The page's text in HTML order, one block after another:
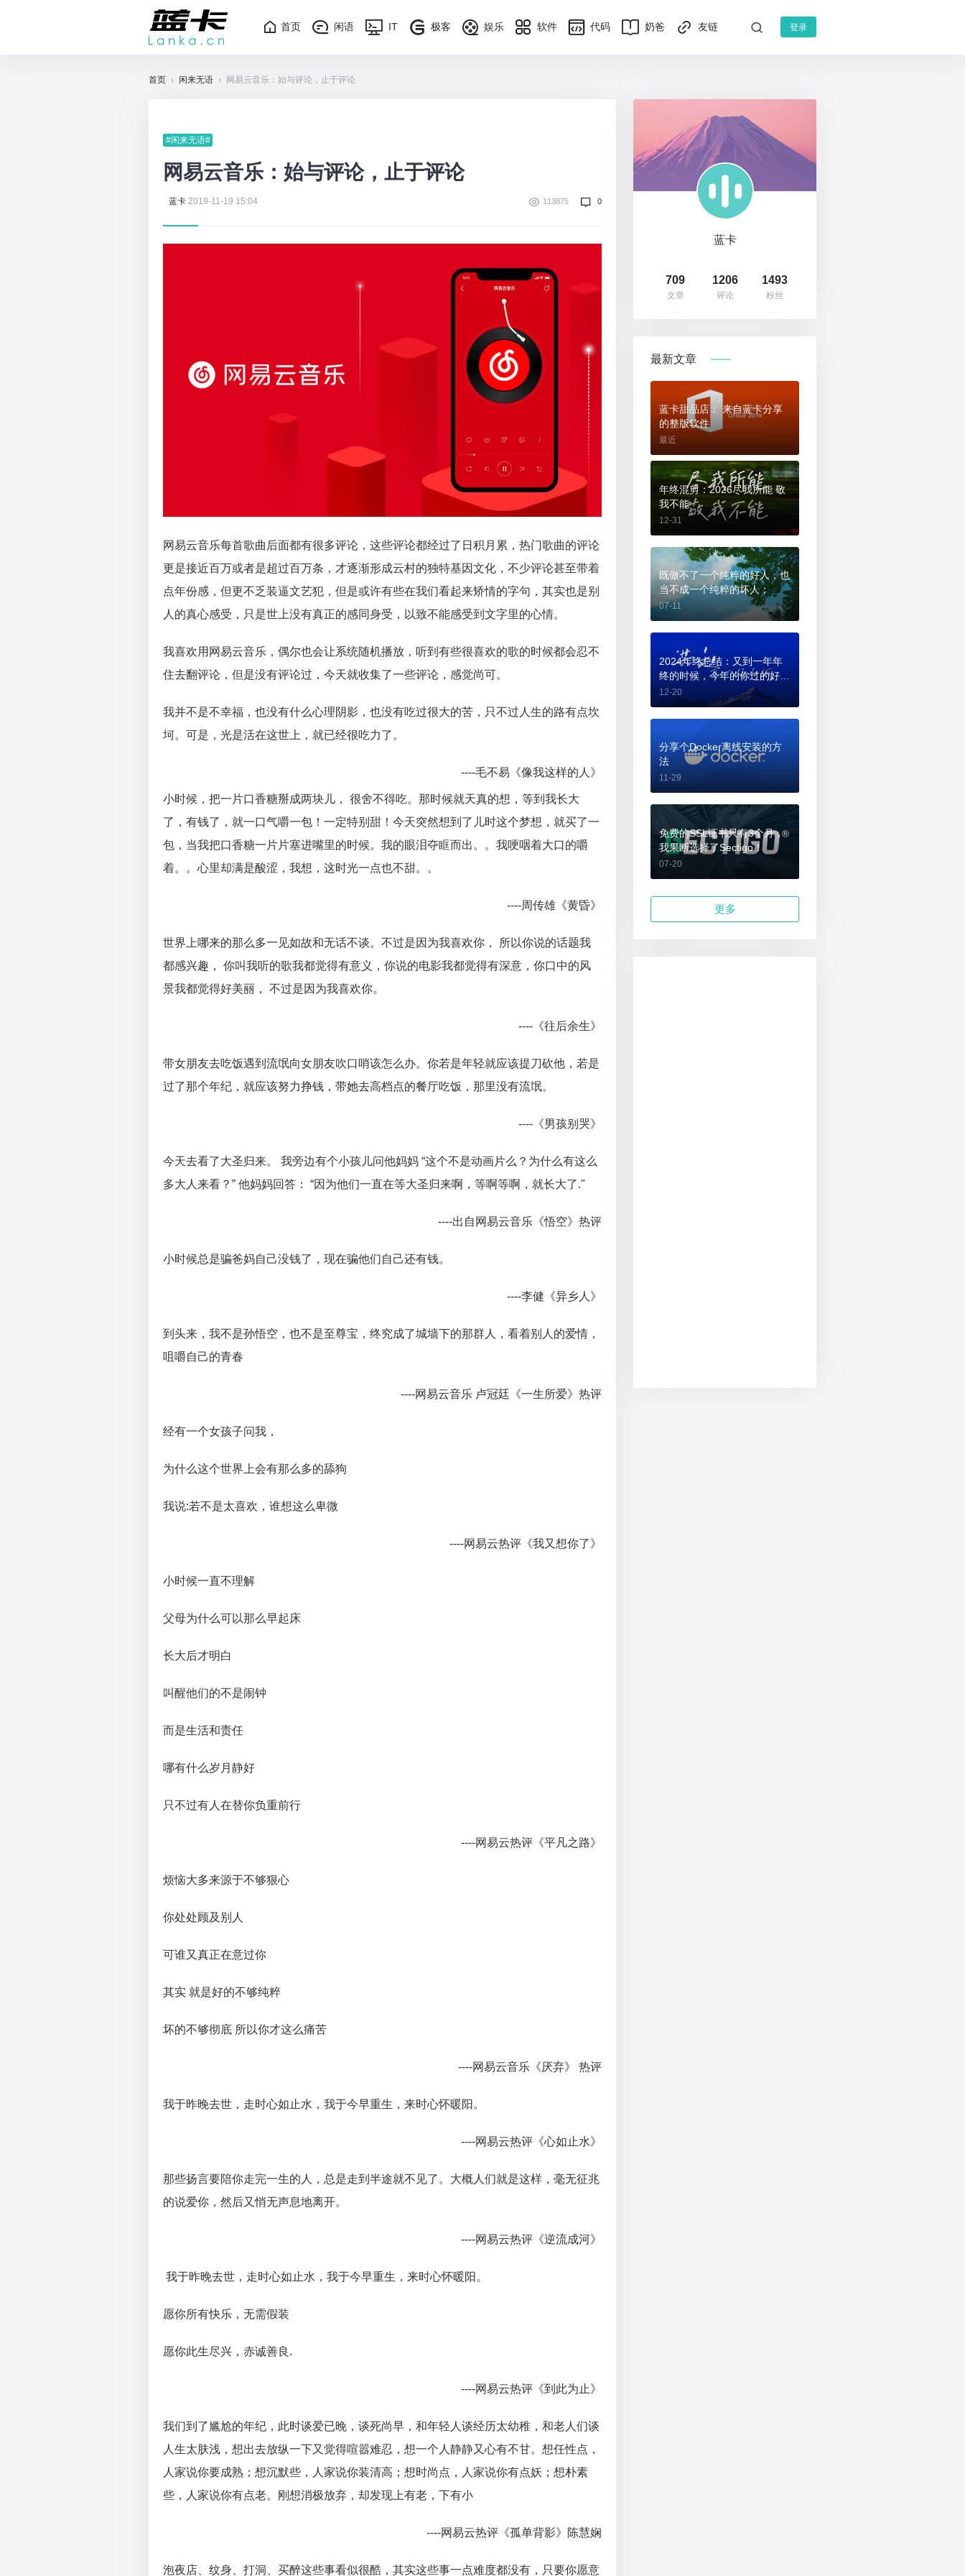
首页 闲语 IT 极客 娱乐 软件 代码 奶爸 友链 登录
首页 › 闲来无语 › 网易云音乐：始与评论，止于评论
#闲来无语#
网易云音乐：始与评论，止于评论
蓝卡 2019-11-19 15:04 113875 0
网易云音乐每首歌曲后面都有很多评论，这些评论都经过了日积月累，热门歌曲的评论
更是接近百万或者是超过百万条，才逐渐形成云村的独特基因文化，不少评论甚至带着
点年份感，但更不乏装逼文艺犯，但是或许有些在我们看起来矫情的字句，其实也是别
人的真心感受，只是世上没有真正的感同身受，以致不能感受到文字里的心情。
我喜欢用网易云音乐，偶尔也会让系统随机播放，听到有些很喜欢的歌的时候都会忍不
住去翻评论，但是没有评论过，今天就收集了一些评论，感觉尚可。
我并不是不幸福，也没有什么心理阴影，也没有吃过很大的苦，只不过人生的路有点坎
坷。可是，光是活在这世上，就已经很吃力了。
----毛不易《像我这样的人》
小时候，把一片口香糖掰成两块儿， 很舍不得吃。那时候就天真的想，等到我长大
了，有钱了，就一口气嚼一包！一定特别甜！今天突然想到了儿时这个梦想，就买了一
包，当我把口香糖一片片塞进嘴里的时候。我的眼泪夺眶而出。。我哽咽着大口的嚼
着。。心里却满是酸涩，我想，这时光一点也不甜。。
----周传雄《黄昏》
世界上哪来的那么多一见如故和无话不谈。不过是因为我喜欢你， 所以你说的话题我
都感兴趣， 你叫我听的歌我都觉得有意义，你说的电影我都觉得有深意，你口中的风
景我都觉得好美丽， 不过是因为我喜欢你。
----《往后余生》
带女朋友去吃饭遇到流氓向女朋友吹口哨该怎么办。你若是年轻就应该提刀砍他，若是
过了那个年纪，就应该努力挣钱，带她去高档点的餐厅吃饭，那里没有流氓。
----《男孩别哭》
今天去看了大圣归来。 我旁边有个小孩儿问他妈妈 “这个不是动画片么？为什么有这么
多大人来看？” 他妈妈回答： “因为他们一直在等大圣归来啊，等啊等啊，就长大了."
----出自网易云音乐《悟空》热评
小时候总是骗爸妈自己没钱了，现在骗他们自己还有钱。
----李健《异乡人》
到头来，我不是孙悟空，也不是至尊宝，终究成了城墙下的那群人，看着别人的爱情，
咀嚼自己的青春
----网易云音乐 卢冠廷《一生所爱》热评
经有一个女孩子问我，
为什么这个世界上会有那么多的舔狗
我说:若不是太喜欢，谁想这么卑微
----网易云热评《我又想你了》
小时候一直不理解
父母为什么可以那么早起床
长大后才明白
叫醒他们的不是闹钟
而是生活和责任
哪有什么岁月静好
只不过有人在替你负重前行
----网易云热评《平凡之路》
烦恼大多来源于不够狠心
你处处顾及别人
可谁又真正在意过你
其实 就是好的不够纯粹
坏的不够彻底 所以你才这么痛苦
----网易云音乐《厌弃》 热评
我于昨晚去世，走时心如止水，我于今早重生，来时心怀暖阳。
----网易云热评《心如止水》
那些扬言要陪你走完一生的人，总是走到半途就不见了。大概人们就是这样，毫无征兆
的说爱你，然后又悄无声息地离开。
----网易云热评《逆流成河》
我于昨晚去世，走时心如止水，我于今早重生，来时心怀暖阳。
愿你所有快乐，无需假装
愿你此生尽兴，赤诚善良.
----网易云热评《到此为止》
我们到了尴尬的年纪，此时谈爱已晚，谈死尚早，和年轻人谈经历太幼稚，和老人们谈
人生太肤浅，想出去放纵一下又觉得喧嚣难忍，想一个人静静又心有不甘。想任性点，
人家说你要成熟；想沉默些，人家说你装清高；想时尚点，人家说你有点妖；想朴素
些，人家说你有点老。刚想消极放弃，却发现上有老，下有小
----网易云热评《孤单背影》陈慧娴
泡夜店、纹身、打洞、买醉这些事看似很酷，其实这些事一点难度都没有，只要你愿意
蓝卡
709
文章
1206
评论
1493
粉丝
最新文章
蓝卡甜品店： 来自蓝卡分享
的整版软件
最近
年终混剪：2026尽我所能 敬
我不能
12-31
既做不了一个纯粹的好人，也
当不成一个纯粹的坏人；
07-11
2024年终总结：又到一年年
终的时候，今年的你过的好
吗？
12-20
分享个Docker离线安装的方
法
11-29
免费的SSL证书只有3个月，
我果断选择了Sectigo！
07-20
更多